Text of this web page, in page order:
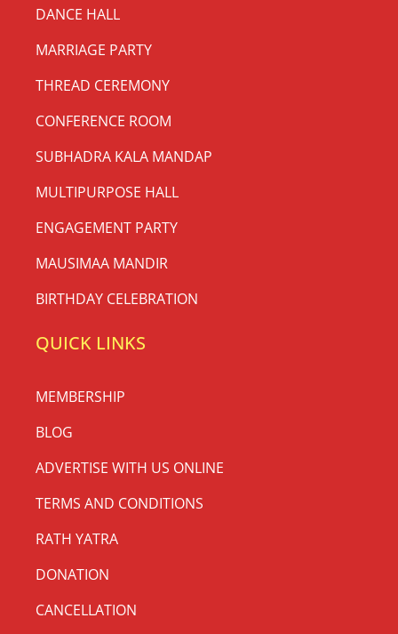
DANCE HALL
MARRIAGE PARTY
THREAD CEREMONY
CONFERENCE ROOM
SUBHADRA KALA MANDAP
MULTIPURPOSE HALL
ENGAGEMENT PARTY
MAUSIMAA MANDIR
BIRTHDAY CELEBRATION
QUICK LINKS
MEMBERSHIP
BLOG
ADVERTISE WITH US ONLINE
TERMS AND CONDITIONS
RATH YATRA
DONATION
CANCELLATION